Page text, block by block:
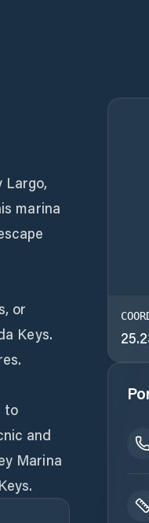
Largo,
marina
or
Keys.
to
and
Marina